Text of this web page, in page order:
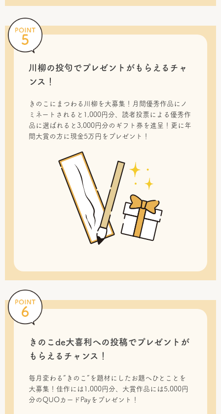
川柳の投句でプレゼントがもらえるチャ
ンス！
きのこにまつわる川柳を大募集！月間優秀作品にノ
ミネートされると1,000円分、読者投票による優秀作
品に選ばれると3,000円分のギフト券を進呈！更に年
間大賞の方に現金5万円をプレゼント！
きのこde大喜利への投稿でプレゼントが
もらえるチャンス！
毎月変わる“きのこ”を題材にしたお題へひとことを
大募集！佳作には1,000円分、大賞作品には5,000円
分のQUOカードPayをプレゼント！